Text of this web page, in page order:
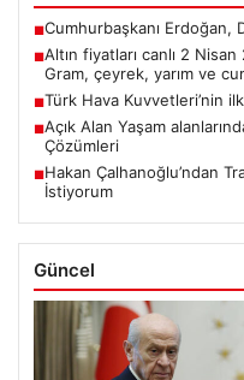
■Cumhurbaşkanı Erdoğan,
■Altın fiyatları canlı 2
Gram, çeyrek, yarım ve
■Türk Hava Kuvvetleri’nin
■Açık Alan Yaşam
Çözümleri
■Hakan Çalhanoğlu’ndan
İstiyorum
Güncel